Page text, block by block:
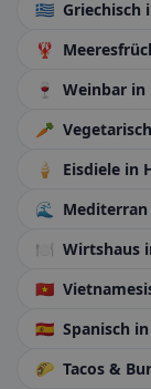
🇬🇷 Griechisch
🦞
🍷
Weinbar in
🥕 Vegetarisch
🍦
Eisdiele in
🌊
Mediterran
🍽️ Wirtshaus
🇻🇳
🇪🇸 Spanisch
🌮 Tacos &